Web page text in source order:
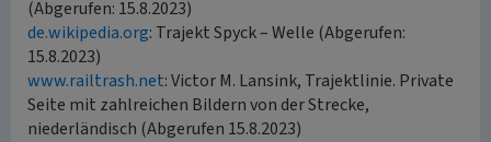
(Abgerufen: 15.8.2023)
de.wikipedia.org: Trajekt Spyck – Welle (Abgerufen:
15.8.2023)
www.railtrash.net: Victor M. Lansink, Trajektlinie. Private
Seite mit zahlreichen Bildern von der Strecke,
niederländisch (Abgerufen 15.8.2023)